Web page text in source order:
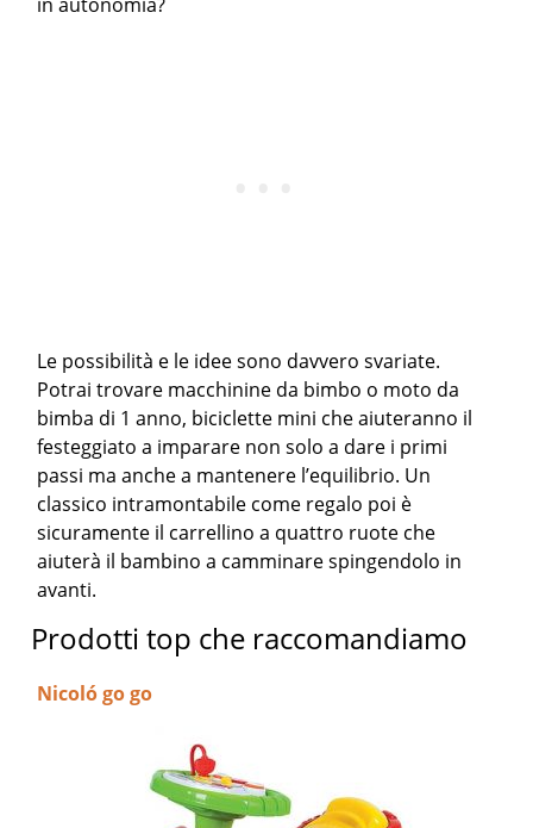
Le possibilità e le idee sono davvero svariate.
Potrai trovare macchinine da bimbo o moto da
bimba di 1 anno, biciclette mini che aiuteranno il
festeggiato a imparare non solo a dare i primi
passi ma anche a mantenere l’equilibrio. Un
classico intramontabile come regalo poi è
sicuramente il carrellino a quattro ruote che
aiuterà il bambino a camminare spingendolo in
avanti.
Prodotti top che raccomandiamo
Nicoló go go